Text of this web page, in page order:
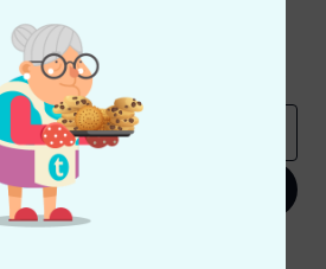
Newsletter und gewinne mit
50 Gutscheinen
Deals
anmelden